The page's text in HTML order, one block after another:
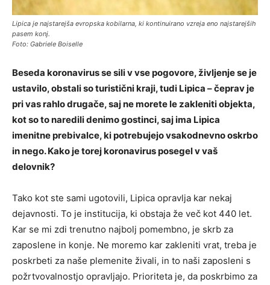
Lipica je najstarejša evropska kobilarna, ki kontinuirano vzreja eno najstarejših
pasem konj.
Foto: Gabriele Boiselle
Beseda koronavirus se sili v vse pogovore, življenje se je
ustavilo, obstali so turistični kraji, tudi Lipica – čeprav je
pri vas rahlo drugače, saj ne morete le zakleniti objekta,
kot so to naredili denimo gostinci, saj ima Lipica
imenitne prebivalce, ki potrebujejo vsakodnevno oskrbo
in nego. Kako je torej koronavirus posegel v vaš
delovnik?
Tako kot ste sami ugotovili, Lipica opravlja kar nekaj
dejavnosti. To je institucija, ki obstaja že več kot 440 let.
Kar se mi zdi trenutno najbolj pomembno, je skrb za
zaposlene in konje. Ne moremo kar zakleniti vrat, treba je
poskrbeti za naše plemenite živali, in to naši zaposleni s
požrtvovalnostjo opravljajo. Prioriteta je, da poskrbimo za